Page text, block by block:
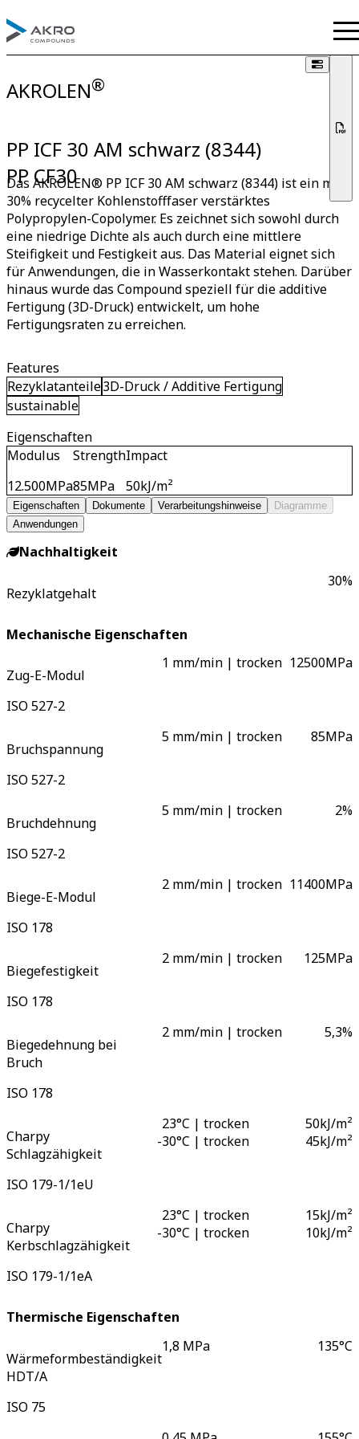
AKROLEN®
PP ICF 30 AM schwarz (8344)
PP CF30
Das AKROLEN® PP ICF 30 AM schwarz (8344) ist ein mit
30% recycelter Kohlenstofffaser verstärktes
Polypropylen-Copolymer. Es zeichnet sich sowohl durch
eine niedrige Dichte als auch durch eine mittlere
Steifigkeit und Festigkeit aus. Das Material eignet sich
für Anwendungen, die in Wasserkontakt stehen. Darüber
hinaus wurde das Compound speziell für die additive
Fertigung (3D-Druck) entwickelt, um hohe
Fertigungsraten zu erreichen.
Features
Rezyklatanteile3D-Druck / Additive Fertigung
sustainable
Eigenschaften
Modulus
12.500MPa
Strength
85MPa
Impact
50kJ/m²
Eigenschaften Dokumente Verarbeitungshinweise
Diagramme
Anwendungen
Nachhaltigkeit
Rezyklatgehalt
30%
Mechanische Eigenschaften
Zug-E-Modul
ISO 527-2
1 mm/min | trocken 12500MPa
Bruchspannung
ISO 527-2
5 mm/min | trocken 85MPa
Bruchdehnung
ISO 527-2
5 mm/min | trocken 2%
Biege-E-Modul
ISO 178
2 mm/min | trocken 11400MPa
Biegefestigkeit
ISO 178
2 mm/min | trocken 125MPa
Biegedehnung bei
Bruch
ISO 178
2 mm/min | trocken 5,3%
Charpy
Schlagzähigkeit
ISO 179-1/1eU
23°C | trocken
30°C | trocken
-
50kJ/m²
45kJ/m²
Charpy
Kerbschlagzähigkeit
ISO 179-1/1eA
23°C | trocken
30°C | trocken
-
15kJ/m²
10kJ/m²
Thermische Eigenschaften
Wärmeformbeständigkeit
HDT/A
ISO 75
1,8 MPa 135°C